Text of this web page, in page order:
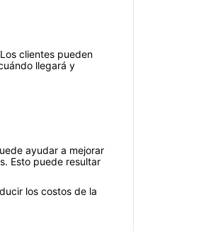
clientes pueden
llegará y
ayudar a mejorar
Esto puede resultar
los costos de la